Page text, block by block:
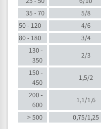
35 - 70
5/8
50 - 120
4/6
80 - 180
3/4
130 -
350
2/3
150 -
450
1,5/2
200 -
600
1,1/1,6
> 500
0,75/1,25